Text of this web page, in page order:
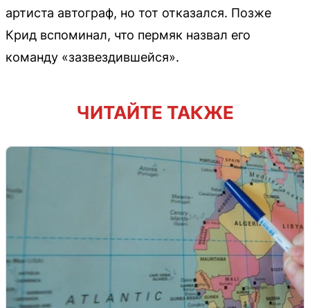
артиста автограф, но тот отказался. Позже
Крид вспоминал, что пермяк назвал его
команду «зазвездившейся».
ЧИТАЙТЕ ТАКЖЕ